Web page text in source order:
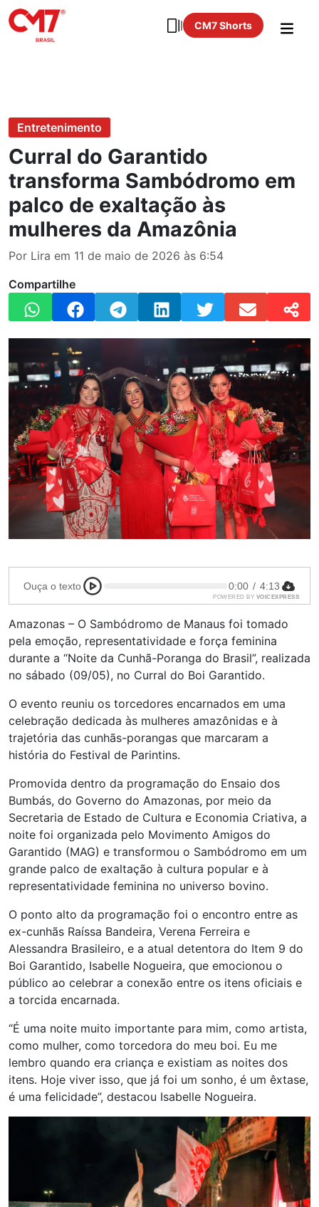
CM7 Shorts
Entretenimento
Curral do Garantido
transforma Sambódromo em
palco de exaltação às
mulheres da Amazônia
Por Lira em 11 de maio de 2026 às 6:54
Compartilhe
Ouça o texto 0:00 / 4:13
POWERED BY VOICEXPRESS
Amazonas – O Sambódromo de Manaus foi tomado
pela emoção, representatividade e força feminina
durante a “Noite da Cunhã-Poranga do Brasil”, realizada
no sábado (09/05), no Curral do Boi Garantido.
O evento reuniu os torcedores encarnados em uma
celebração dedicada às mulheres amazônidas e à
trajetória das cunhãs-porangas que marcaram a
história do Festival de Parintins.
Promovida dentro da programação do Ensaio dos
Bumbás, do Governo do Amazonas, por meio da
Secretaria de Estado de Cultura e Economia Criativa, a
noite foi organizada pelo Movimento Amigos do
Garantido (MAG) e transformou o Sambódromo em um
grande palco de exaltação à cultura popular e à
representatividade feminina no universo bovino.
O ponto alto da programação foi o encontro entre as
ex-cunhãs Raíssa Bandeira, Verena Ferreira e
Alessandra Brasileiro, e a atual detentora do Item 9 do
Boi Garantido, Isabelle Nogueira, que emocionou o
público ao celebrar a conexão entre os itens oficiais e
a torcida encarnada.
“É uma noite muito importante para mim, como artista,
como mulher, como torcedora do meu boi. Eu me
lembro quando era criança e existiam as noites dos
itens. Hoje viver isso, que já foi um sonho, é um êxtase,
é uma felicidade”, destacou Isabelle Nogueira.